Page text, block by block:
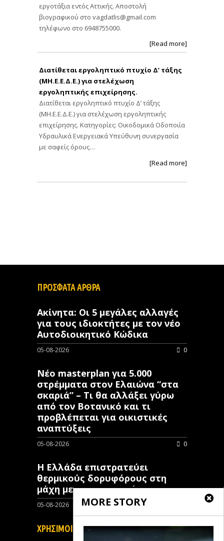
εργοτάξια εντός Αττικής. Αποστολή
βιογραφικού στο vagdatlis@gmail.com
τηλέφωνο στο 6948755000.
[Read more]
Διατίθεται εργοληπτικό πτυχίο Δ’ τάξης
(ΜΗ.Ε.Ε.Δ.Ε.) για στελέχωση
εργοληπτικής επιχείρησης.
Διατίθεται εργοληπτικό πτυχίο Δ’ τάξης
(ΜΗ.Ε.Ε.Δ.Ε.) για στελέχωση εργοληπτικής
επιχείρησης. Κατηγορίες: Οικοδομικά Οδοποιία
Υδραυλικά Ενεργειακά Υπεύθυνη συνεργασία
με σαφείς όρους…
[Read more]
MORE STORY
ΠΡΟΣΦΑΤΑ ΑΡΘΡΑ
Ακίνητα: Οι 5 μεγάλες αλλαγές
για τους ιδιοκτήτες με τον νέο
Αυτοδιοικητικό Κώδικα
05-08-2026 0
Νέο masterplan για 5.000
στρέμματα στον Ελαιώνα “στα
σκαριά” – Τι θα αλλάξει γύρω
από τον Βοτανικό και τι
προβλέπεται για οικιστικές
αναπτύξεις
05-08-2026 0
Η Ελλάδα επιστρατεύει
θερμικούς δορυφόρους στη
μάχη με τις πυρκαγιές
05-08-2026
ΧΡΗΣΙΜΟΙ ΣΥΝΔΕΣΜΟΙ